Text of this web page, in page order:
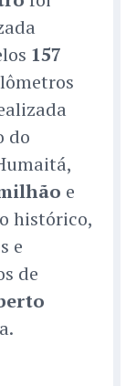
157
do
e
histórico,
e
de